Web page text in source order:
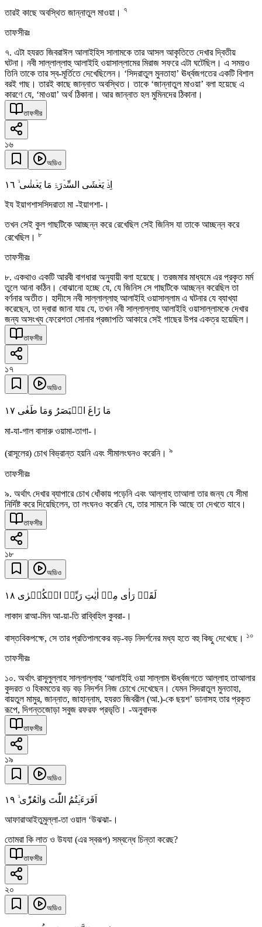
তারই কাছে অবস্থিত জান্নাতুল মাওয়া। ৭
তাফসীরঃ
৭. এটা হযরত জিবরাঈল আলাইহিস সালামকে তার আসল আকৃতিতে দেখার দ্বিতীয়
ঘটনা। নবী সাল্লাল্লাহু আলাইহি ওয়াসাল্লামের মিরাজ সফরে এটা ঘটেছিল। এ সময়ও
তিনি তাকে তার স্ব-মূর্তিতে দেখেছিলেন। ‘সিদরাতুল মুনতাহা’ ঊর্ধ্বজগতের একটি বিশাল
বরই গাছ। তারই কাছে জান্নাত অবস্থিত। তাকে ‘জান্নাতুল মাওয়া’ বলা হয়েছে এ
কারণে যে, ‘মাওয়া’ অর্থ ঠিকানা। আর জান্নাত হল মুমিনদের ঠিকানা।
তাফসীর
১৬
অডিও
اِذۡ یَغۡشَی السِّدۡرَۃَ مَا یَغۡشٰی ۙ ١٦
ইয ইয়াগশাসসিদরাতা মা -ইয়াগশা-।
তখন সেই কুল গাছটিকে আচ্ছন্ন করে রেখেছিল সেই জিনিস যা তাকে আচ্ছন্ন করে
রেখেছিল। ৮
তাফসীরঃ
৮. একথাও একটি আরবী বাগধারা অনুযায়ী বলা হয়েছে। তরজমার মাধ্যমে এর প্রকৃত মর্ম
তুলে আনা কঠিন। বোঝানো হচ্ছে যে, যে জিনিস সে গাছটিকে আচ্ছন্ন করেছিল তা
বর্ণনার অতীত। হাদীসে নবী সাল্লাল্লাহু আলাইহি ওয়াসাল্লাম এ ঘটনার যে ব্যাখ্যা
করেছেন, তা দ্বারা জানা যায় যে, তখন নবী সাল্লাল্লাহু আলাইহি ওয়াসাল্লামকে দেখার
জন্য অসংখ্য ফেরেশতা সোনার প্রজাপতি আকারে সেই গাছের উপর একত্র হয়েছিল।
তাফসীর
১৭
অডিও
مَا زَاغَ الۡبَصَرُ وَمَا طَغٰی ١٧
মা-যা-গাল বাসারু ওয়ামা-তাগা-।
(রাসূলের) চোখ বিভ্রান্ত হয়নি এবং সীমালংঘনও করেনি। ৯
তাফসীরঃ
৯. অর্থাৎ দেখার ব্যাপারে চোখ ধোঁকায় পড়েনি এবং আল্লাহ তাআলা তার জন্য যে সীমা
নির্দিষ্ট করে দিয়েছিলেন, তা লংঘনও করেনি যে, তার সামনে কি আছে তা দেখতে যাবে।
তাফসীর
১৮
অডিও
لَقَدۡ رَاٰی مِنۡ اٰیٰتِ رَبِّہِ الۡکُبۡرٰی ١٨
লাকাদ রাআ-মিন আ-য়া-তি রাব্বিহিল কুবরা-।
বাস্তবিকপক্ষে, সে তার প্রতিপালকের বড়-বড় নিদর্শনের মধ্য হতে বহু কিছু দেখেছে। ১০
তাফসীরঃ
১০. অর্থাৎ রাসূলুল্লাহ সাল্লাল্লাহু ‘আলাইহি ওয়া সাল্লাম ঊর্ধ্বজগতে আল্লাহ তাআলার
কুদরত ও হিকমতের বড় বড় নিদর্শন নিজ চোখে দেখেছেন। যেমন সিদরাতুল মুনতাহা,
বায়তুল মামুর, জান্নাত, জাহান্নাম, হযরত জিবরীল (আ.)-কে ছয়শ’ ডানাসহ তার প্রকৃত
রূপে, দিগন্তজোড়া সবুজ রফরফ প্রভৃতি। -অনুবাদক
তাফসীর
১৯
অডিও
اَفَرَءَیۡتُمُ اللّٰتَ وَالۡعُزّٰی ۙ ١٩
আফারাআইতুমুল্লা-তা ওয়াল ‘উঝঝা-।
তোমরা কি লাত ও উযযা (এর স্বরূপ) সম্বন্ধে চিন্তা করেছ?
তাফসীর
২০
অডিও